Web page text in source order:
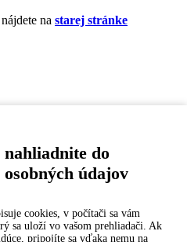
nahliadnite do
údajov
cookies, v počítači sa vám
sa uloží vo vašom prehliadači. Ak
pripojíte sa vďaka nemu na
na starej stránke
DÚBRAVKA